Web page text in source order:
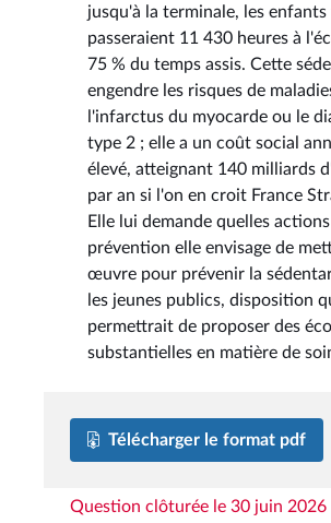
jusqu'à la terminale, les
passeraient 11 430 heures à
75 % du temps assis. Cette
engendre les risques de
l'infarctus du myocarde ou le
type 2 ; elle a un coût social
élevé, atteignant 140 milliards
par an si l'on en croit France
Elle lui demande quelles
prévention elle envisage de
œuvre pour prévenir la
les jeunes publics, disposition
permettrait de proposer des
substantielles en matière de
Télécharger le format pdf
Question clôturée le 30 juin 2026